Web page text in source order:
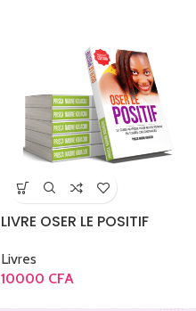
LIVRE OSER LE POSITIF
Livres
10000 CFA